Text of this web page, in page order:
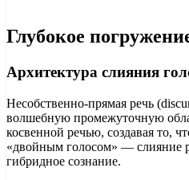
Глубокое
Архитектура слияния
Несобственно-прямая речь
волшебную промежуточную
косвенной речью, создавая то,
«двойным голосом» — слияние
гибридное сознание.